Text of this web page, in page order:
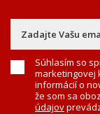
Súhlasím so
marketingovej
informácií o
že som sa
údajov